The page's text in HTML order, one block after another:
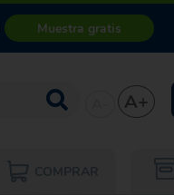
Muestra gratis
A+
COMPRAR